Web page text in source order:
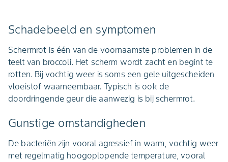
Schadebeeld en symptomen
Schermrot is één van de voornaamste problemen in de
teelt van broccoli. Het scherm wordt zacht en begint te
rotten. Bij vochtig weer is soms een gele uitgescheiden
vloeistof waarneembaar. Typisch is ook de
doordringende geur die aanwezig is bij schermrot.
Gunstige omstandigheden
De bacteriën zijn vooral agressief in warm, vochtig weer
met regelmatig hoogoplopende temperature, vooral